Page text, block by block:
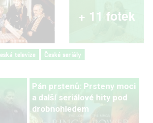
+ 11 fotek
televize
České seriály
Pán prstenů: Prsteny moci
a další seriálové hity pod
drobnohledem